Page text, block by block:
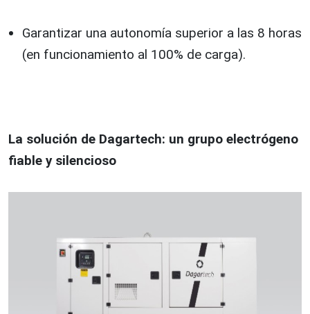
Garantizar una autonomía superior a las 8 horas
(en funcionamiento al 100% de carga).
La solución de Dagartech: un grupo electrógeno
fiable y silencioso